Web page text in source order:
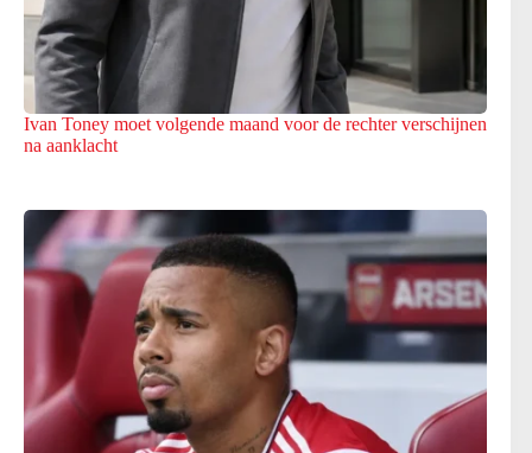
Ivan Toney moet volgende maand voor de rechter verschijnen
na aanklacht